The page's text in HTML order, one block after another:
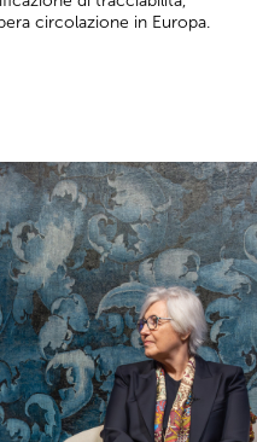
circolazione in Europa.